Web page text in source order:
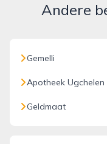
Andere
Gemelli
Apotheek Ugchelen
Geldmaat